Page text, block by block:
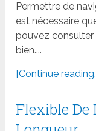
Permettre de
est nécessaire
pouvez consulter
bien....
[Continue
Flexible De